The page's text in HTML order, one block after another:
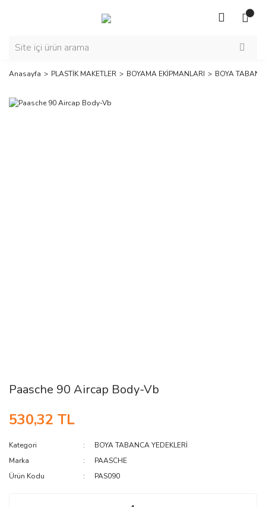
Anasayfa PLASTİK MAKETLER BOYAMA EKİPMANLARI BOYA
Paasche 90 Aircap Body-Vb
530,32 TL
Kategori
BOYA TABANCA YEDEKLERİ
Marka
PAASCHE
Ürün Kodu
PAS090